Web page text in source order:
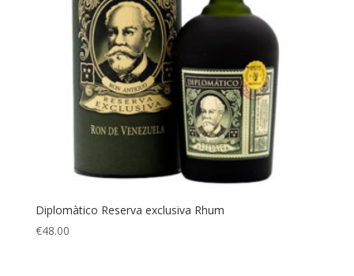
Diplomàtico Reserva exclusiva Rhum
€48.00